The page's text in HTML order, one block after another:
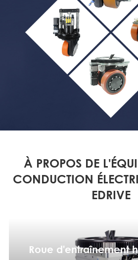
À PROPOS DE
CONDUCTION
EDRIVE
Roue d'entraînement